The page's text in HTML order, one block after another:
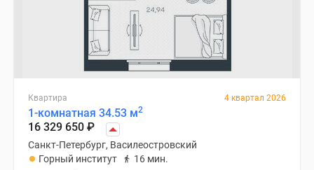
Квартира 4 квартал 2026
1-комнатная 34.53 м2
16 329 650 ₽
Санкт-Петербург, Василеостровский
Горный институт
16 мин.